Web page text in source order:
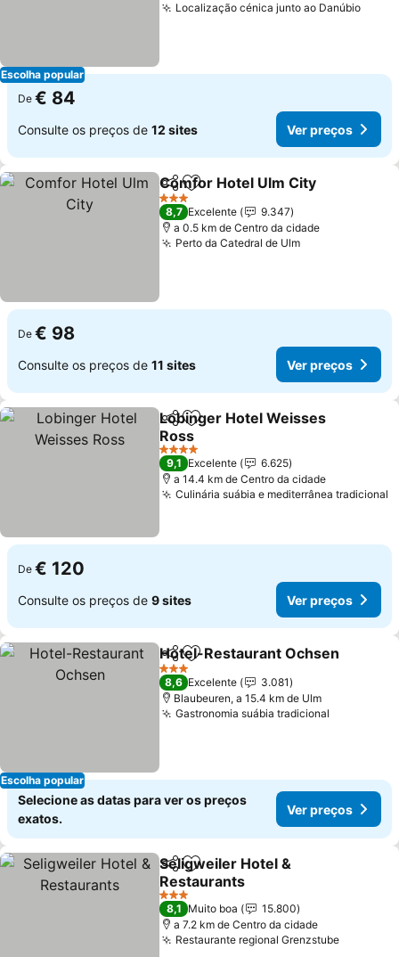
Escolha popular
Localização cénica junto ao DanúbioVer
De € 84
Consulte os preços de 12 sites Ver preços
PartilharAdicionar aos favoritos
Comfor Hotel Ulm City
3 Estrelas
8,7 Excelente
9.347
a 0.5 km de Centro da cidade
Perto da Catedral de UlmVer preços
De € 98
Consulte os preços de 11 sites Ver preços
PartilharAdicionar aos favoritos
Lobinger Hotel Weisses
Ross
Ver preços
4 Estrelas
9,1 Excelente
6.625
a 14.4 km de Centro da cidade
Culinária suábia e mediterrânea tradicional
De € 120
Consulte os preços de 9 sites Ver preços
Escolha popular
PartilharAdicionar aos favoritos
Hotel-Restaurant Ochsen
3 Estrelas
8,6 Excelente
3.081
Blaubeuren, a 15.4 km de Ulm
Gastronomia suábia tradicional
Selecione as datas para ver os preços
exatos.
Ver preços
PartilharAdicionar aos favoritos
Seligweiler Hotel &
Restaurants
Ver preços
3 Estrelas
8,1 Muito boa
15.800
a 7.2 km de Centro da cidade
Restaurante regional GrenzstubeVer